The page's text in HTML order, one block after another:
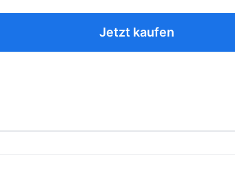
Jetzt kaufen